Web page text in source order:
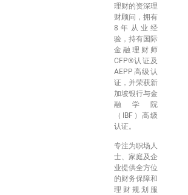
理财的资深理
财顾问，拥有
8年从业经
验，持有国际
金融理财师
CFP®认证及
AEPP高级认
证，并荣获新
加坡银行与金
融学院
（IBF）高级
认证。
专注为职场人
士、家庭及企
业提供全方位
的财务保障和
理财规划服